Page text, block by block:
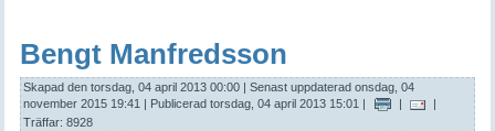
Bengt Manfredsson
Skapad den torsdag, 04 april 2013 00:00 |Senast uppdaterad onsdag, 04
november 2015 19:41 | Publicerad torsdag, 04 april 2013 15:01 | |
|
Träffar: 8928